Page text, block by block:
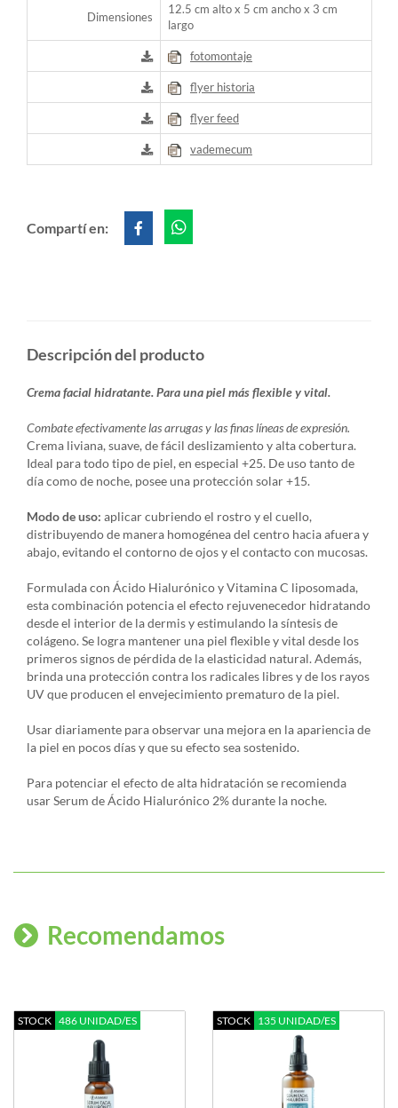
Dimensiones
12.5 cm alto x 5 cm ancho x 3 cm
largo
fotomontaje
flyer historia
flyer feed
vademecum
Compartí en:
Descripción del producto
Crema facial hidratante. Para una piel más flexible y vital.
Combate efectivamente las arrugas y las finas líneas de expresión.
Crema liviana, suave, de fácil deslizamiento y alta cobertura.
Ideal para todo tipo de piel, en especial +25. De uso tanto de
día como de noche, posee una protección solar +15.
Modo de uso: aplicar cubriendo el rostro y el cuello,
distribuyendo de manera homogénea del centro hacia afuera y
abajo, evitando el contorno de ojos y el contacto con mucosas.
Formulada con Ácido Hialurónico y Vitamina C liposomada,
esta combinación potencia el efecto rejuvenecedor hidratando
desde el interior de la dermis y estimulando la síntesis de
colágeno. Se logra mantener una piel flexible y vital desde los
primeros signos de pérdida de la elasticidad natural. Además,
brinda una protección contra los radicales libres y de los rayos
UV que producen el envejecimiento prematuro de la piel.
Usar diariamente para observar una mejora en la apariencia de
la piel en pocos días y que su efecto sea sostenido.
Para potenciar el efecto de alta hidratación se recomienda
usar Serum de Ácido Hialurónico 2% durante la noche.
Recomendamos
STOCK 486 UNIDAD/ES STOCK 135 UNIDAD/ES